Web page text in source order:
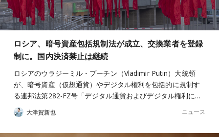
ロシア、暗号資産包括規制法が成立、交換業者を登録
制に。国内決済禁止は継続
ロシアのウラジーミル・プーチン（Vladimir Putin）大統領
が、暗号資産（仮想通貨）やデジタル権利を包括的に規制す
る連邦法第282-FZ号「デジタル通貨およびデジタル権利に…
大津賀新也 ニュース